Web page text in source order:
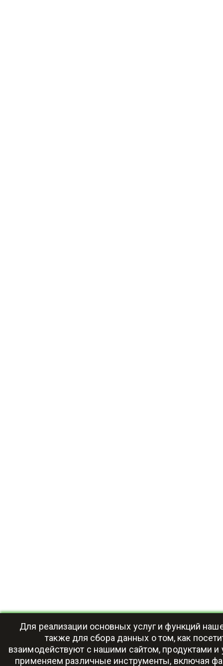
Для реализации основных услуг и функций
также для сбора данных о том, как
взаимодействуют с нашими сайтом, продуктами и
применяем различные инструменты, включая